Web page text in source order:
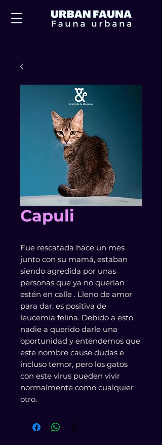
Capuli
Fue rescatada hace un mes
junto con su mamá, estaban
siendo agredida por unas
personas que ya no querían
estén en calle . Lleno de amor
para dar, es positiva de
leucemia felina. Debido a esto
nadie a querido darle una
oportunidad y entendemos que
este nombre cause dudas e
incluso temor, pero los gatos
con este virus pueden vivir
normalmente como cualquier
otro.